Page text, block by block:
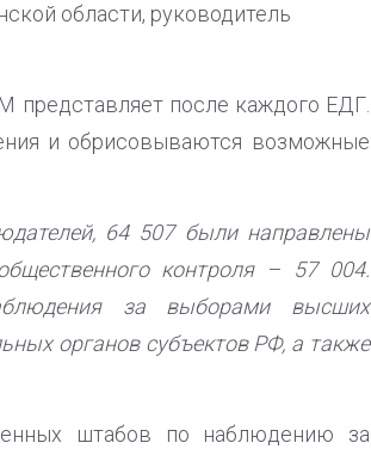
области, руководитель
представляет после каждого ЕДГ.
и обрисовываются возможные
64 507 были направлены
контроля – 57 004.
за выборами высших
органов субъектов РФ, а также
штабов по наблюдению за